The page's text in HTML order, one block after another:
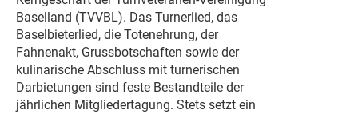
Baselland (TVVBL). Das Turnerlied, das
Baselbieterlied, die Totenehrung, der
Fahnenakt, Grussbotschaften sowie der
kulinarische Abschluss mit turnerischen
Darbietungen sind feste Bestandteile der
jährlichen Mitgliedertagung. Stets setzt ein